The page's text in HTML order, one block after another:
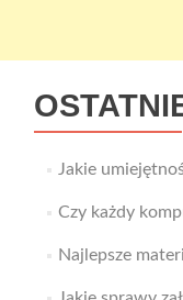
Jakie
Czy każdy
Najlepsze